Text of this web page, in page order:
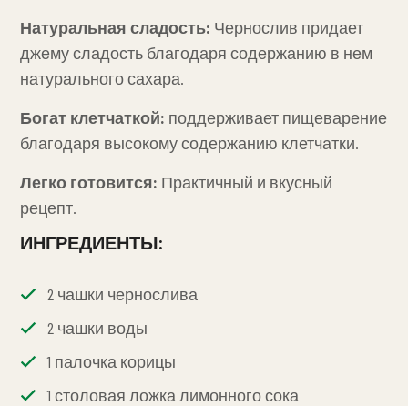
десертов.
Натуральная сладость: Чернослив придает
джему сладость благодаря содержанию в нем
натурального сахара.
Богат клетчаткой: поддерживает пищеварение
благодаря высокому содержанию клетчатки.
Легко готовится: Практичный и вкусный
рецепт.
ИНГРЕДИЕНТЫ:
2 чашки чернослива
2 чашки воды
1 палочка корицы
1 столовая ложка лимонного сока